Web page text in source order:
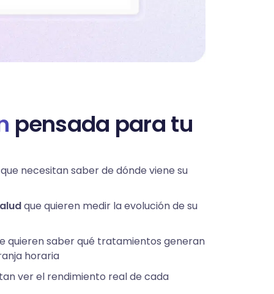
pensada para tu
que necesitan saber de dónde viene su
que quieren medir la evolución de su
quieren saber qué tratamientos generan
horaria
ver el rendimiento real de cada